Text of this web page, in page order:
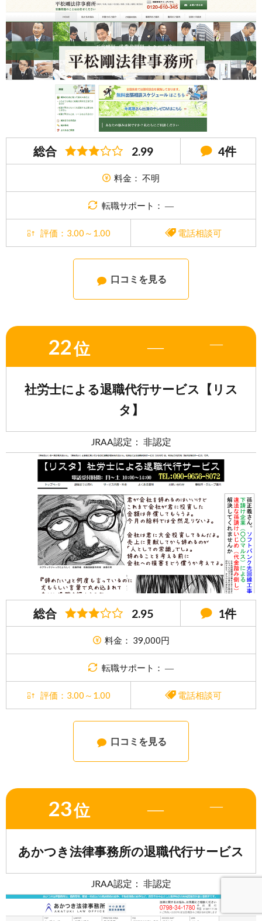
総合 2.99 4件
料金： 不明
転職サポート： ―
評価：3.00～1.00 電話相談可
口コミを見る
22位 ― ―
社労士による退職代行サービス【リス
タ】
JRAA認定： 非認定
総合 2.95 1件
料金： 39,000円
転職サポート： ―
評価：3.00～1.00 電話相談可
口コミを見る
23位 ― ―
あかつき法律事務所の退職代行サービス
JRAA認定： 非認定